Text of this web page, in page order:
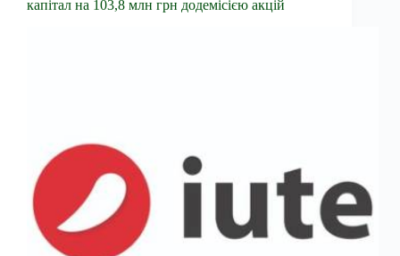
капітал на 103,8 млн грн додемісією акцій